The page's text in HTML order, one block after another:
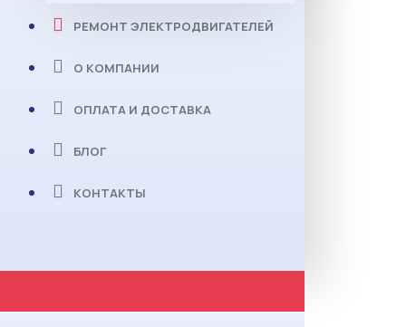
РЕМОНТ ЭЛЕКТРОДВИГАТЕЛЕЙ
О КОМПАНИИ
ОПЛАТА И ДОСТАВКА
БЛОГ
КОНТАКТЫ